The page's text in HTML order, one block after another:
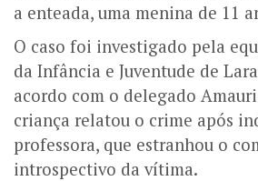
a enteada, uma menina de 11
O caso foi investigado pela
da Infância e Juventude de
acordo com o delegado
criança relatou o crime após
professora, que estranhou o
introspectivo da vítima.